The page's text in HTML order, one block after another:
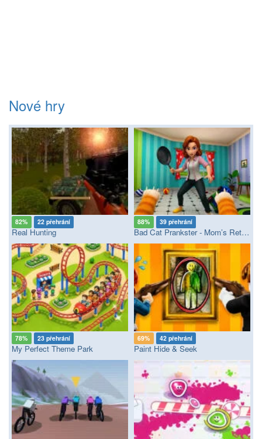
Nové hry
82% 22 přehrání
Real Hunting
88% 39 přehrání
Bad Cat Prankster - Mom’s Return
78% 23 přehrání
My Perfect Theme Park
69% 42 přehrání
Paint Hide & Seek